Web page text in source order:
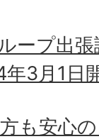
ープ出
3月1日
も安心